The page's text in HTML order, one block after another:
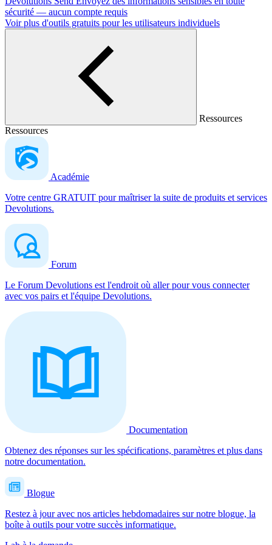
sécurité — aucun compte requis
Voir plus d'outils gratuits pour les utilisateurs individuels
Ressources
Ressources
Académie
Votre centre GRATUIT pour maîtriser la suite de produits et services
Devolutions.
Forum
Le Forum Devolutions est l'endroit où aller pour vous connecter
avec vos pairs et l'équipe Devolutions.
Documentation
Obtenez des réponses sur les spécifications, paramètres et plus dans
notre documentation.
Blogue
Restez à jour avec nos articles hebdomadaires sur notre blogue, la
boîte à outils pour votre succès informatique.